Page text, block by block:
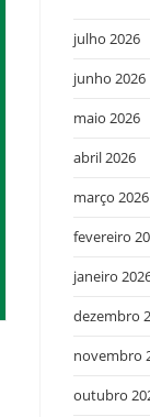
julho 2026
junho 2026
maio 2026
abril 2026
março 2026
fevereiro
janeiro
dezembro
novembro
outubro